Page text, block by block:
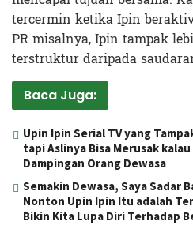
tercermin ketika Ipin
PR misalnya, Ipin tampak
terstruktur daripada
Baca Juga:
Upin Ipin Serial TV yang
tapi Aslinya Bisa Merusak
Dampingan Orang Dewasa
Semakin Dewasa, Saya Sadar
Nonton Upin Ipin Itu adalah
Bikin Kita Lupa Diri Terhadap